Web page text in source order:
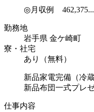
◎月収例 462,375...
勤務地
岩手県 金ケ崎町
寮・社宅
あり（無料）
新品家電完備（冷
新品布団一式プレ
仕事内容